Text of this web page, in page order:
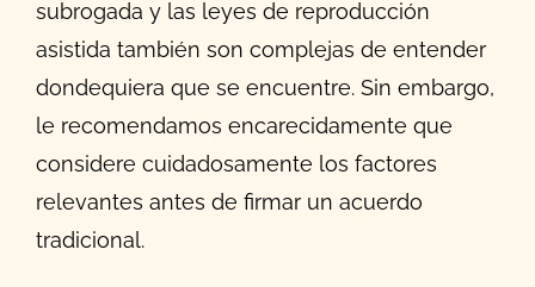
subrogada y las leyes de reproducción
asistida también son complejas de entender
dondequiera que se encuentre. Sin embargo,
le recomendamos encarecidamente que
considere cuidadosamente los factores
relevantes antes de firmar un acuerdo
tradicional.